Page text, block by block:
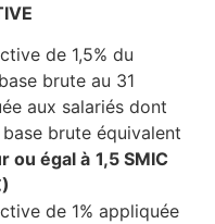
de 1,5% du
brute au 31
aux salariés dont
brute équivalent
ou égal à 1,5 SMIC
de 1% appliquée